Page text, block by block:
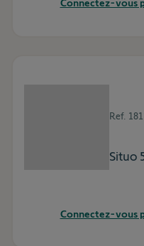
Connectez-vous
Ref.
Situo
Connectez-vous